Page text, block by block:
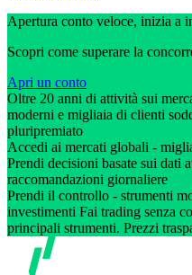
Apertura conto veloce, inizia a
Scopri come superare la
Apri un conto
Oltre 20 anni di attività sui
moderni e migliaia di clienti
pluripremiato
Accedi ai mercati globali -
Prendi decisioni basate sui dati
raccomandazioni giornaliere
Prendi il controllo - strumenti
investimenti Fai trading senza
principali strumenti. Prezzi